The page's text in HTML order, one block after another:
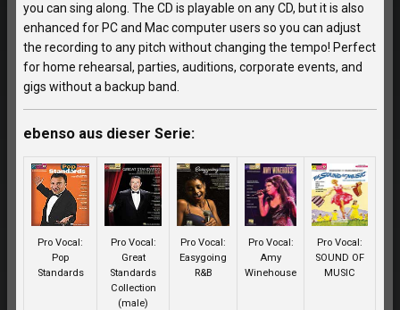
you can sing along. The CD is playable on any CD, but it is also
enhanced for PC and Mac computer users so you can adjust
the recording to any pitch without changing the tempo! Perfect
for home rehearsal, parties, auditions, corporate events, and
gigs without a backup band.
ebenso aus dieser Serie:
Pro Vocal:
Pop
Standards
Pro Vocal:
Great
Standards
Collection
(male)
Pro Vocal:
Easygoing
R&B
Pro Vocal:
Amy
Winehouse
Pro Vocal:
SOUND OF
MUSIC